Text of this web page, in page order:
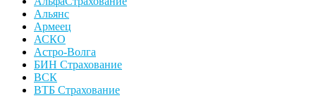
Альянс
Армеец
АСКО
Астро-Волга
БИН Страхование
ВСК
ВТБ Страхование